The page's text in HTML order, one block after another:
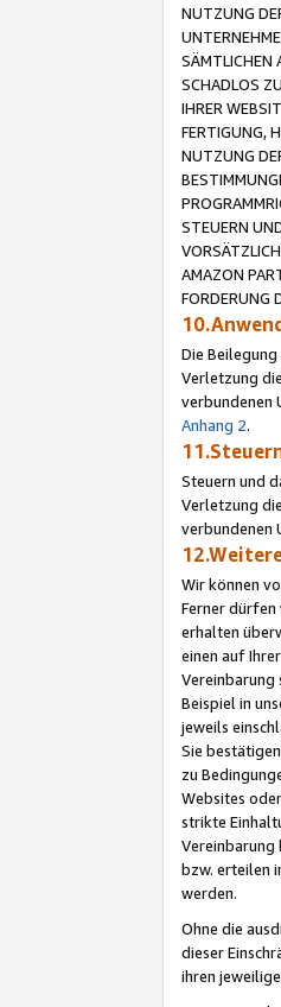
NUTZUNG
SÄMTLICHEN
SCHADLOS
IHRER
FERTIGUNG,
NUTZUNG
STEUERN
AMAZON
FORDERUNG
Die
Verletzung
verbundenen
Anhang 2.
Steuern und
Verletzung
verbundenen
Wir können
Ferner dürfen
erhalten
einen auf
Vereinbarung
Beispiel in
jeweils
Sie
zu
Websites
strikte
Vereinbarung
bzw. erteilen
werden.
Ohne die
dieser
ihren